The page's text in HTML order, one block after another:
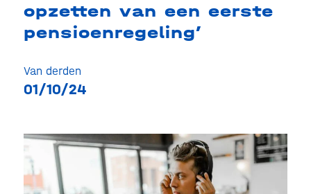
opzetten van een eerste
pensioenregeling’
Van derden
01/10/24